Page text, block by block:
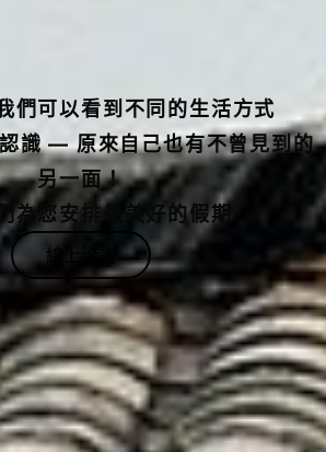
認識 — 原來自己也有不曾見到的
另一面！
為您安排最美好的假期
線上洽詢